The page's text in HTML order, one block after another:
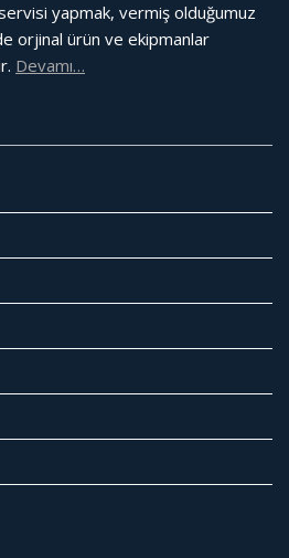
yapmak, vermiş olduğumuz
orjinal ürün ve ekipmanlar
Devamı…